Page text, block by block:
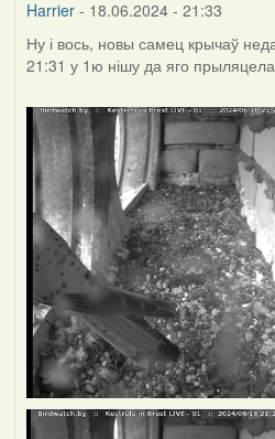
Harrier- 18.06.2024 - 21:33
Ну і вось, новы самец крычаў
21:31 у 1ю нішу да яго